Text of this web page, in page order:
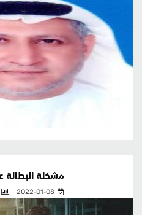
مشكلة البطالة
2022-01-08